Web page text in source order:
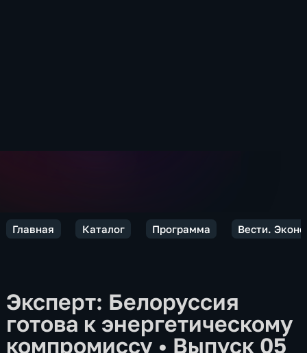
Главная Каталог Программа Вести.
Эксперт: Белоруссия
готова к энергетическому
компромиссу • Выпуск 05